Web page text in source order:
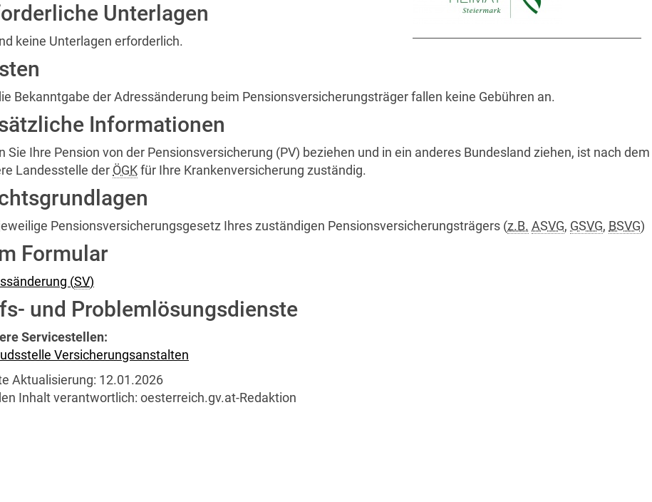
Unterlagen
keine Unterlagen erforderlich.
Bekanntgabe der Adressänderung beim Pensionsversicherungsträger fallen keine Gebühren an.
Informationen
Sie Ihre Pension von der Pensionsversicherung (PV) beziehen und in ein anderes Bundesland ziehen, ist nach
Landesstelle der ÖGKfür Ihre Krankenversicherung zuständig.
Pensionsversicherungsgesetz Ihres zuständigen Pensionsversicherungsträgers (z.B. ASVG, GSVG, BSVG)
Formular
(SV)
und Problemlösungsdienste
Servicestellen:
Versicherungsanstalten
Aktualisierung: 12.01.2026
Inhalt verantwortlich: oesterreich.gv.at-Redaktion